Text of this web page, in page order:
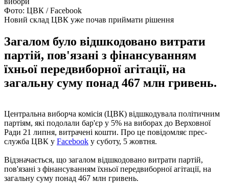
Фото: ЦВК / Facebook
Новий склад ЦВК уже почав приймати рішення
Загалом було відшкодовано витрати
партій, пов'язані з фінансуванням
їхньої передвиборної агітації, на
загальну суму понад 467 млн гривень.
Центральна виборча комісія (ЦВК) відшкодувала політичним
партіям, які подолали бар'єр у 5% на виборах до Верховної
Ради 21 липня, витрачені кошти. Про це повідомляє прес-
служба ЦВК у Facebook у суботу, 5 жовтня.
Відзначається, що загалом відшкодовано витрати партій,
пов'язані з фінансуванням їхньої передвиборної агітації, на
загальну суму понад 467 млн ​​гривень.